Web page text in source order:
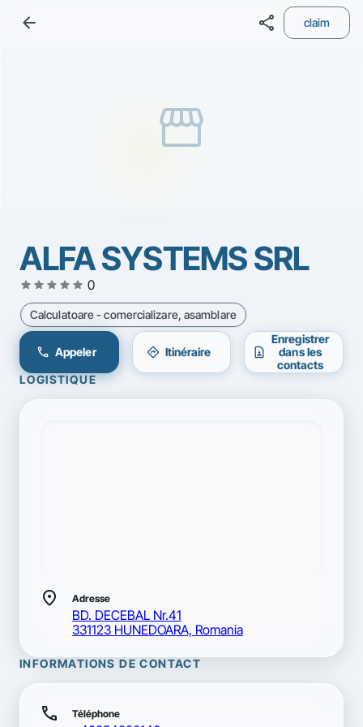
arrow_back share claim
storefront
ALFA SYSTEMS SRL
star star star star star 0
Calculatoare - comercializare, asamblare
call Appeler directions Itinéraire contact_page
Enregistrer
dans les
contacts
LOGISTIQUE
location_on Adresse
BD. DECEBAL Nr.41
331123 HUNEDOARA, Romania
INFORMATIONS DE CONTACT
call Téléphone